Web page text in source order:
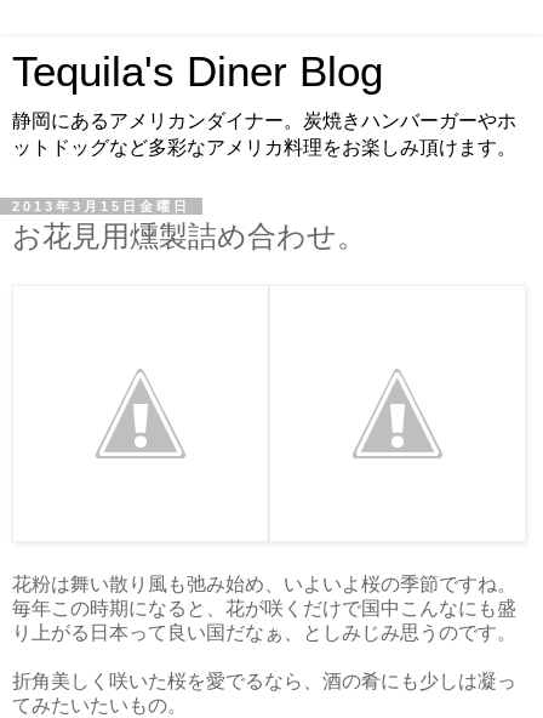
Tequila's Diner Blog
静岡にあるアメリカンダイナー。炭焼きハンバーガーやホ
ットドッグなど多彩なアメリカ料理をお楽しみ頂けます。
2013年3月15日金曜日
お花見用燻製詰め合わせ。
花粉は舞い散り風も弛み始め、いよいよ桜の季節ですね。
毎年この時期になると、花が咲くだけで国中こんなにも盛
り上がる日本って良い国だなぁ、としみじみ思うのです。
折角美しく咲いた桜を愛でるなら、酒の肴にも少しは凝っ
てみたいたいもの。